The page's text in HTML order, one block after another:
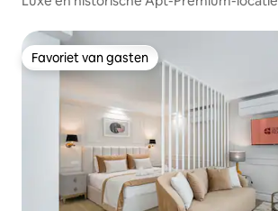
Favoriet van gasten
Favoriet van gasten